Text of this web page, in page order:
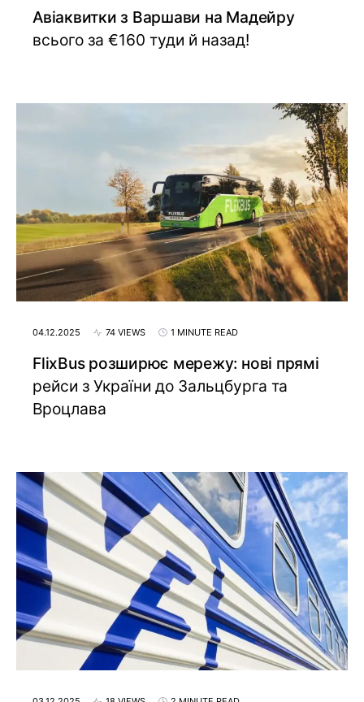
Авіаквитки з Варшави на Мадейру
всього за €160 туди й назад!
04.12.2025 74 VIEWS 1 MINUTE READ
FlixBus розширює мережу: нові прямі
рейси з України до Зальцбурга та
Вроцлава